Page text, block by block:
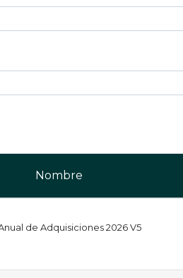
Nombre
de Adquisiciones 2026 V5